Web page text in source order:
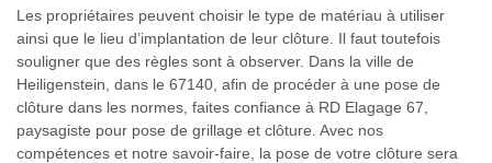
Les propriétaires peuvent choisir le type de matériau à utiliser
ainsi que le lieu d’implantation de leur clôture. Il faut toutefois
souligner que des règles sont à observer. Dans la ville de
Heiligenstein, dans le 67140, afin de procéder à une pose de
clôture dans les normes, faites confiance à RD Elagage 67,
paysagiste pour pose de grillage et clôture. Avec nos
compétences et notre savoir-faire, la pose de votre clôture sera